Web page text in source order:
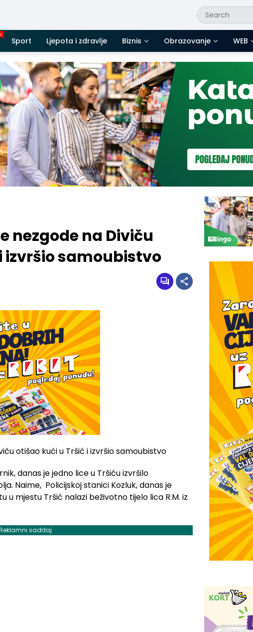
Sport Ljepota i zdravlje Biznis Obrazovanje WEB
nezgode na Diviču
izvršio samoubistvo
danas je jedno lice u Tršiću izvršilo
Naime, Policijskoj stanici Kozluk, danas je
mjestu Tršić nalazi beživotno tijelo lica R.M. iz
sadržaj